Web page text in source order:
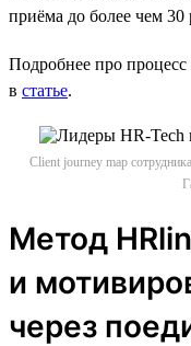
приёма до более чем 30
Подробнее про
в статье.
Client journey map
Метод
и
через